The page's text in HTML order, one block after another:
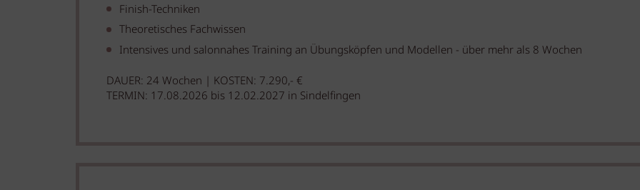
Finish-Techniken
Theoretisches Fachwissen
Intensives und salonnahes Training an Übungsköpfen und Modellen - über mehr als 8 Wochen
DAUER: 24 Wochen | KOSTEN: 7.290,- €
TERMIN: 17.08.2026 bis 12.02.2027 in Sindelfingen